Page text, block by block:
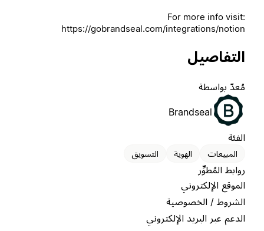
For more info visit:
https://gobrandseal.com/integrations/notion
التفاصيل
مُعدّ بواسطة
Brandseal
الفئة
المبيعات الهوية التسويق
روابط المُطوِّر
الموقع الإلكتروني
الشروط / الخصوصية
الدعم عبر البريد الإلكتروني